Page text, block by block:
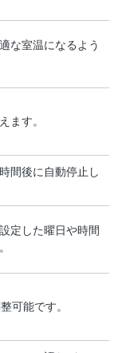
な室温になるよう
ます。
間後に自動停止し
定した曜日や時間
可能です。